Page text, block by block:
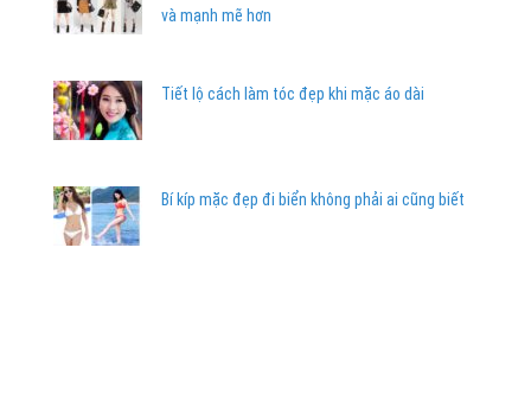
và mạnh mẽ hơn
Tiết lộ cách làm tóc đẹp khi mặc áo dài
Bí kíp mặc đẹp đi biển không phải ai cũng biết